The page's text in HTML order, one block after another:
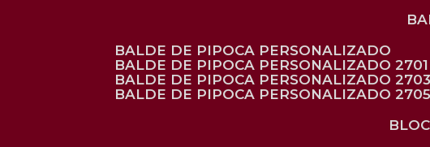
BALDE DE PIPOCA PERSONALIZADO
BALDE DE PIPOCA PERSONALIZADO 2701
BALDE DE PIPOCA PERSONALIZADO 2703
BALDE DE PIPOCA PERSONALIZADO 2705